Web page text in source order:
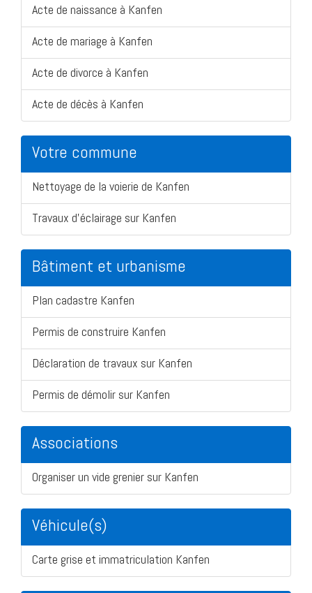
Acte de naissance à Kanfen
Acte de mariage à Kanfen
Acte de divorce à Kanfen
Acte de décès à Kanfen
Votre commune
Nettoyage de la voierie de Kanfen
Travaux d'éclairage sur Kanfen
Bâtiment et urbanisme
Plan cadastre Kanfen
Permis de construire Kanfen
Déclaration de travaux sur Kanfen
Permis de démolir sur Kanfen
Associations
Organiser un vide grenier sur Kanfen
Véhicule(s)
Carte grise et immatriculation Kanfen